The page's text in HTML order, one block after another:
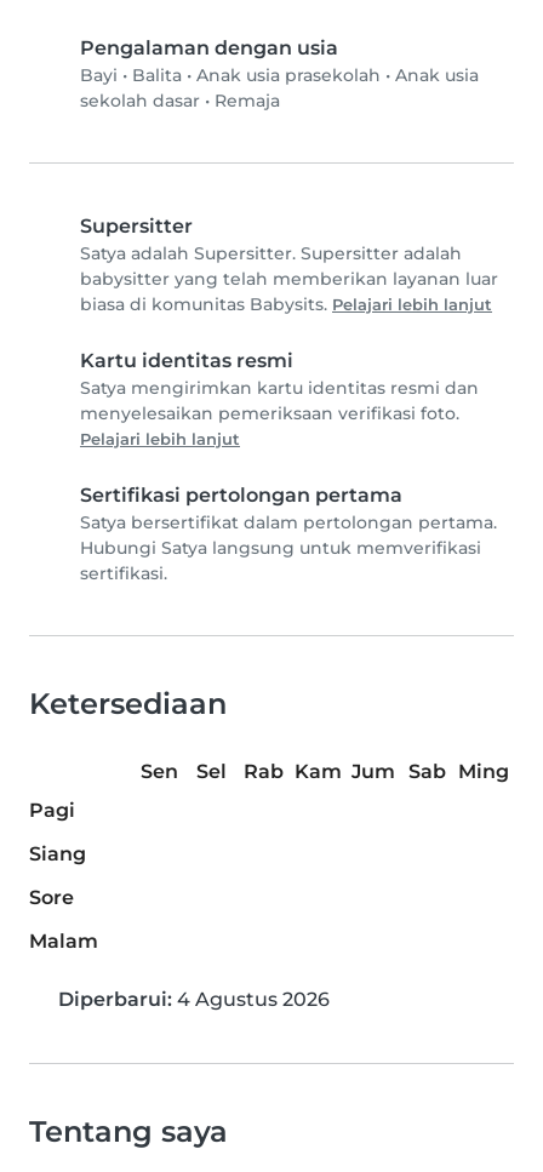
Pengalaman dengan usia
Bayi • Balita • Anak usia prasekolah • Anak usia
sekolah dasar • Remaja
Supersitter
Satya adalah Supersitter. Supersitter adalah
babysitter yang telah memberikan layanan luar
biasa di komunitas Babysits. Pelajari lebih lanjut
Kartu identitas resmi
Satya mengirimkan kartu identitas resmi dan
menyelesaikan pemeriksaan verifikasi foto.
Pelajari lebih lanjut
Sertifikasi pertolongan pertama
Satya bersertifikat dalam pertolongan pertama.
Hubungi Satya langsung untuk memverifikasi
sertifikasi.
Ketersediaan
Sen Sel Rab Kam Jum Sab
Ming
Pagi
Siang
Sore
Malam
Diperbarui: 4 Agustus 2026
Tentang saya